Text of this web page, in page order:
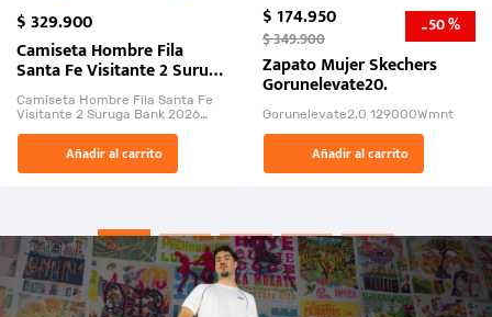
$329.900
Camiseta Hombre Fila
Santa Fe Visitante 2 Suruga
Bank 2026
Camiseta Hombre Fila Santa Fe
Visitante 2 Suruga Bank 2026
El Rugido del Sol Naciente:
“Primeros para la Et...
Añadir al carrito
$174.950
$349.900 -50 %
Zapato Mujer Skechers
Gorunelevate20.
Gorunelevate2.0 129000Wmnt
Añadir al carrito